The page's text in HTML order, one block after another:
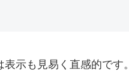
示も見易く直感的です。